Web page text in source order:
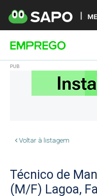
Voltar à listagem
Técnico de
(M/F) Lagoa,